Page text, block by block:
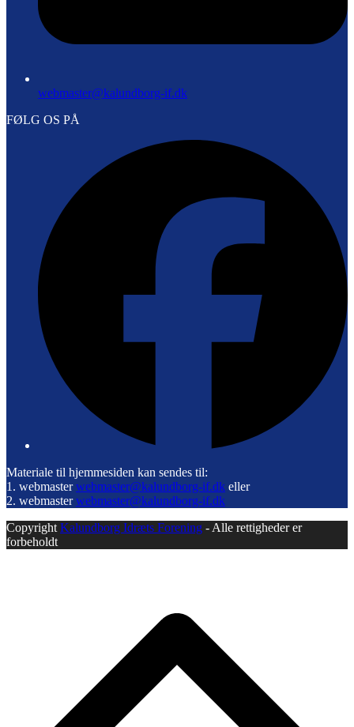
webmaster@kalundborg-if.dk
FØLG OS PÅ
Materiale til hjemmesiden kan sendes til:
1. webmasterwebmaster@kalundborg-if.dk eller
2. webmasterwebmaster@kalundborg-if.dk
Copyright Kalundborg Idræts Forening - Alle rettigheder er
forbeholdt